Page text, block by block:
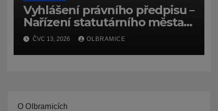
Vyhlášení právního předpisu –
Nařízení statutárního města
Ostravy, o záměru zadat
zpracování lesních
hospodářských budov
ČVC 13, 2026 OLBRAMICE
O Olbramicích